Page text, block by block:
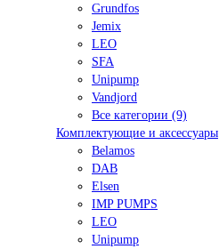
Grundfos
Jemix
LEO
SFA
Unipump
Vandjord
Все категории (9)
Комплектующие и аксессуары
Belamos
DAB
Elsen
IMP PUMPS
LEO
Unipump